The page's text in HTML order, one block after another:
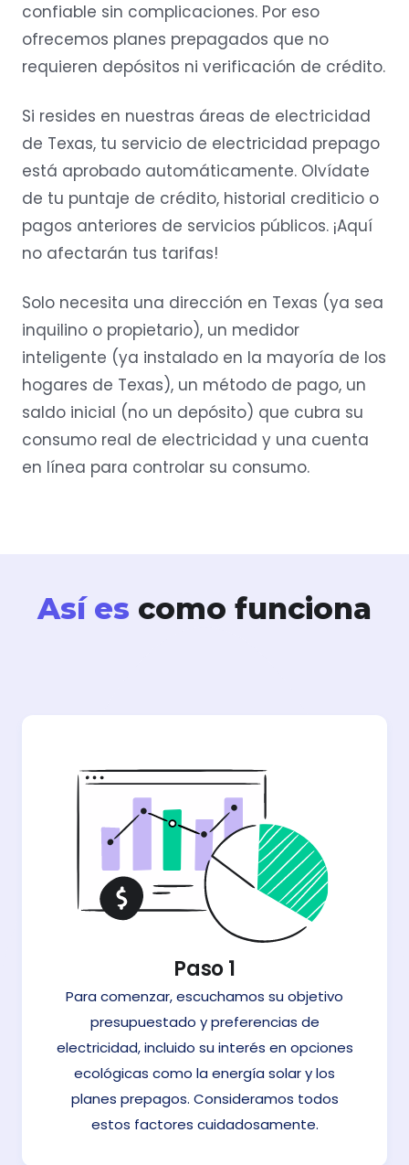
confiable sin complicaciones. Por eso
ofrecemos planes prepagados que no
requieren depósitos ni verificación de crédito.
Si resides en nuestras áreas de electricidad
de Texas, tu servicio de electricidad prepago
está aprobado automáticamente. Olvídate
de tu puntaje de crédito, historial crediticio o
pagos anteriores de servicios públicos. ¡Aquí
no afectarán tus tarifas!
Solo necesita una dirección en Texas (ya sea
inquilino o propietario), un medidor
inteligente (ya instalado en la mayoría de los
hogares de Texas), un método de pago, un
saldo inicial (no un depósito) que cubra su
consumo real de electricidad y una cuenta
en línea para controlar su consumo.
Así es como funciona
Paso 1
Para comenzar, escuchamos su objetivo
presupuestado y preferencias de
electricidad, incluido su interés en opciones
ecológicas como la energía solar y los
planes prepagos. Consideramos todos
estos factores cuidadosamente.